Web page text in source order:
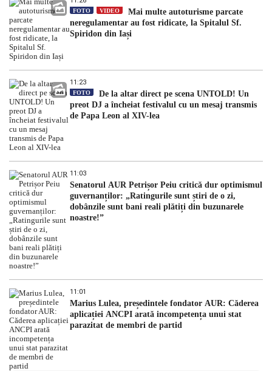
FOTO VIDEO
Mai multe autoturisme parcate
neregulamentar au fost ridicate, la Spitalul Sf.
Spiridon din Iași
11:23
FOTO
De la altar direct pe scena UNTOLD! Un
preot DJ a încheiat festivalul cu un mesaj transmis
de Papa Leon al XIV-lea
11:03
Senatorul AUR Petrișor Peiu critică dur optimismul
guvernanților: „Ratingurile sunt știri de o zi,
dobânzile sunt bani reali plătiți din buzunarele
noastre!”
11:01
Marius Lulea, președintele fondator AUR: Căderea
aplicației ANCPI arată incompetența unui stat
parazitat de membri de partid